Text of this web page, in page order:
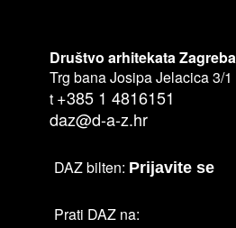
Društvo arhitekata Zagreba
Trg bana Josipa Jelacica 3/1
t +385 1 4816151
daz@d-a-z.hr
DAZ bilten: Prijavite se
Prati DAZ na: